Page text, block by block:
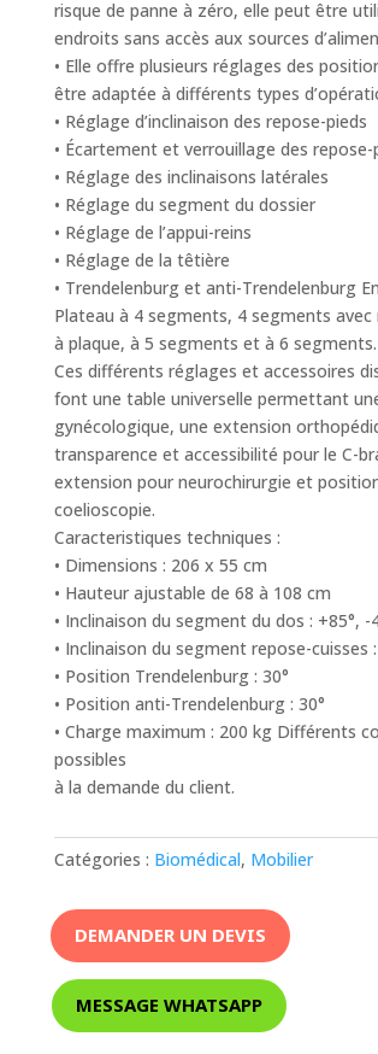
risque de panne à zéro, elle peut être
endroits sans accès aux sources
• Elle offre plusieurs réglages des
être adaptée à différents types
• Réglage d’inclinaison des repose-pieds
• Écartement et verrouillage des repose-
• Réglage des inclinaisons latérales
• Réglage du segment du dossier
• Réglage de l’appui-reins
• Réglage de la têtière
• Trendelenburg et anti-Trendelenburg
Plateau à 4 segments, 4 segments avec
à plaque, à 5 segments et à 6 segments.
Ces différents réglages et accessoires
font une table universelle permettant
gynécologique, une extension
transparence et accessibilité pour le C-
extension pour neurochirurgie et
coelioscopie.
Caracteristiques techniques :
• Dimensions : 206 x 55 cm
• Hauteur ajustable de 68 à 108 cm
• Inclinaison du segment du dos : +85°, -
• Inclinaison du segment repose-cuisses
• Position Trendelenburg : 30°
• Position anti-Trendelenburg : 30°
• Charge maximum : 200 kg Différents
possibles
à la demande du client.
Catégories : Biomédical, Mobilier
DEMANDER UN DEVIS
MESSAGE WHATSAPP